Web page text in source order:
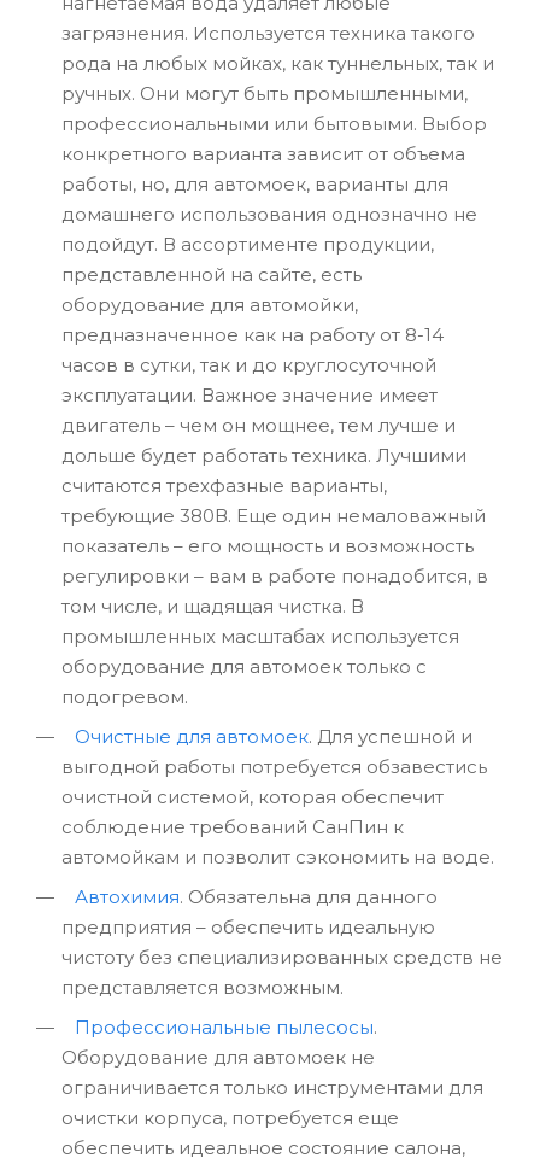
загрязнения. Используется техника такого
рода на любых мойках, как туннельных, так и
ручных. Они могут быть промышленными,
профессиональными или бытовыми. Выбор
конкретного варианта зависит от объема
работы, но, для автомоек, варианты для
домашнего использования однозначно не
подойдут. В ассортименте продукции,
представленной на сайте, есть
оборудование для автомойки,
предназначенное как на работу от 8-14
часов в сутки, так и до круглосуточной
эксплуатации. Важное значение имеет
двигатель – чем он мощнее, тем лучше и
дольше будет работать техника. Лучшими
считаются трехфазные варианты,
требующие 380В. Еще один немаловажный
показатель – его мощность и возможность
регулировки – вам в работе понадобится, в
том числе, и щадящая чистка. В
промышленных масштабах используется
оборудование для автомоек только с
подогревом.
Очистные для автомоек. Для успешной и
выгодной работы потребуется обзавестись
очистной системой, которая обеспечит
соблюдение требований СанПин к
автомойкам и позволит сэкономить на воде.
Автохимия. Обязательна для данного
предприятия – обеспечить идеальную
чистоту без специализированных средств не
представляется возможным.
Профессиональные пылесосы.
Оборудование для автомоек не
ограничивается только инструментами для
очистки корпуса, потребуется еще
обеспечить идеальное состояние салона,